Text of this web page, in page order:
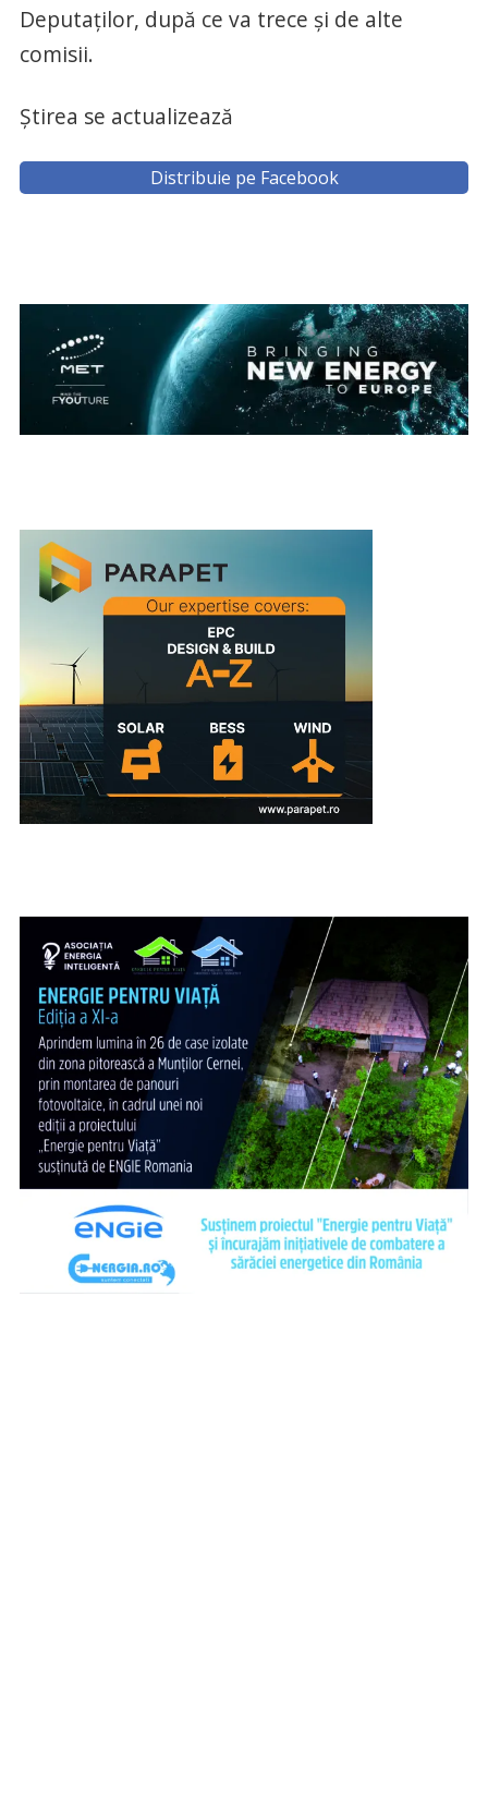
Deputaților, după ce va trece și de alte
comisii.
Știrea se actualizează
Distribuie pe Facebook